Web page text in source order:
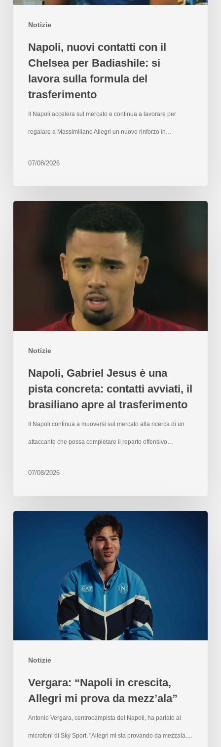
Notizie
Napoli, nuovi contatti con il
Chelsea per Badiashile: si
lavora sulla formula del
trasferimento
Il Napoli accelera sul mercato e continua a lavorare per
regalare a Massimiliano Allegri un nuovo rinforzo in…
07/08/2026
Notizie
Napoli, Gabriel Jesus è una
pista concreta: contatti avviati, il
brasiliano apre al trasferimento
Il Napoli continua a muoversi sul mercato alla ricerca di un
attaccante che possa completare il reparto offensivo…
07/08/2026
Notizie
Vergara: “Napoli in crescita,
Allegri mi prova da mezz’ala”
Antonio Vergara, centrocampista del Napoli, ha parlato ai
microfoni di Sky Sport. "Allegri mi sta provando da mezzala.…